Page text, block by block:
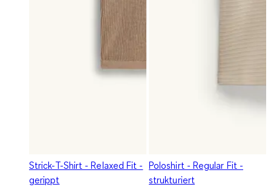
Strick-T-Shirt - Relaxed Fit -
gerippt
Poloshirt - Regular Fit -
strukturiert